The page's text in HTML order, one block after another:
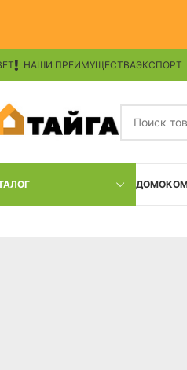
НАШИ ПРЕИМУЩЕСТВАЭКСПОРТ